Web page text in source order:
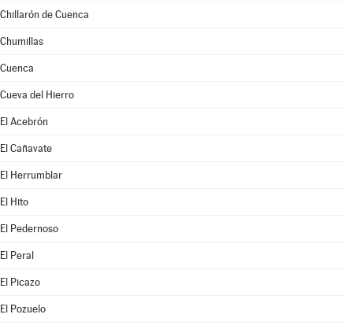
Chillarón de Cuenca
Chumillas
Cuenca
Cueva del Hierro
El Acebrón
El Cañavate
El Herrumblar
El Hito
El Pedernoso
El Peral
El Picazo
El Pozuelo